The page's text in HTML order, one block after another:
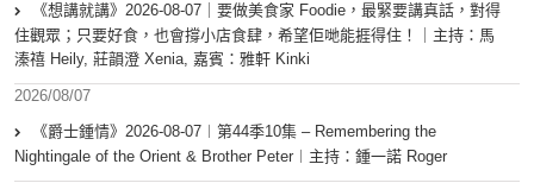
《想講就講》2026-08-07｜要做美食家 Foodie，最緊要講真話，對得
住觀眾；只要好食，也會撐小店食肆，希望佢哋能捱得住！｜主持：馬
溱禧 Heily, 莊韻澄 Xenia, 嘉賓：雅軒 Kinki
2026/08/07
《爵士鍾情》2026-08-07︱第44季10集 – Remembering the
Nightingale of the Orient & Brother Peter︱主持：鍾一諾 Roger